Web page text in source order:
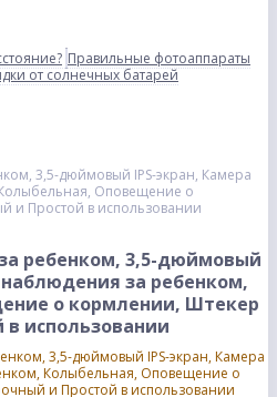
Правильные фотоаппараты
от солнечных батарей
3,5-дюймовый IPS-экран, Камера
Оповещение о
и Простой в использовании
ребенком, 3,5-дюймовый
за ребенком,
о кормлении, Штекер
в использовании